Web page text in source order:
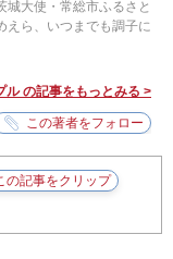
城大使・常総市ふるさと
えら、いつまでも調子に
ル の記事をもっとみる >